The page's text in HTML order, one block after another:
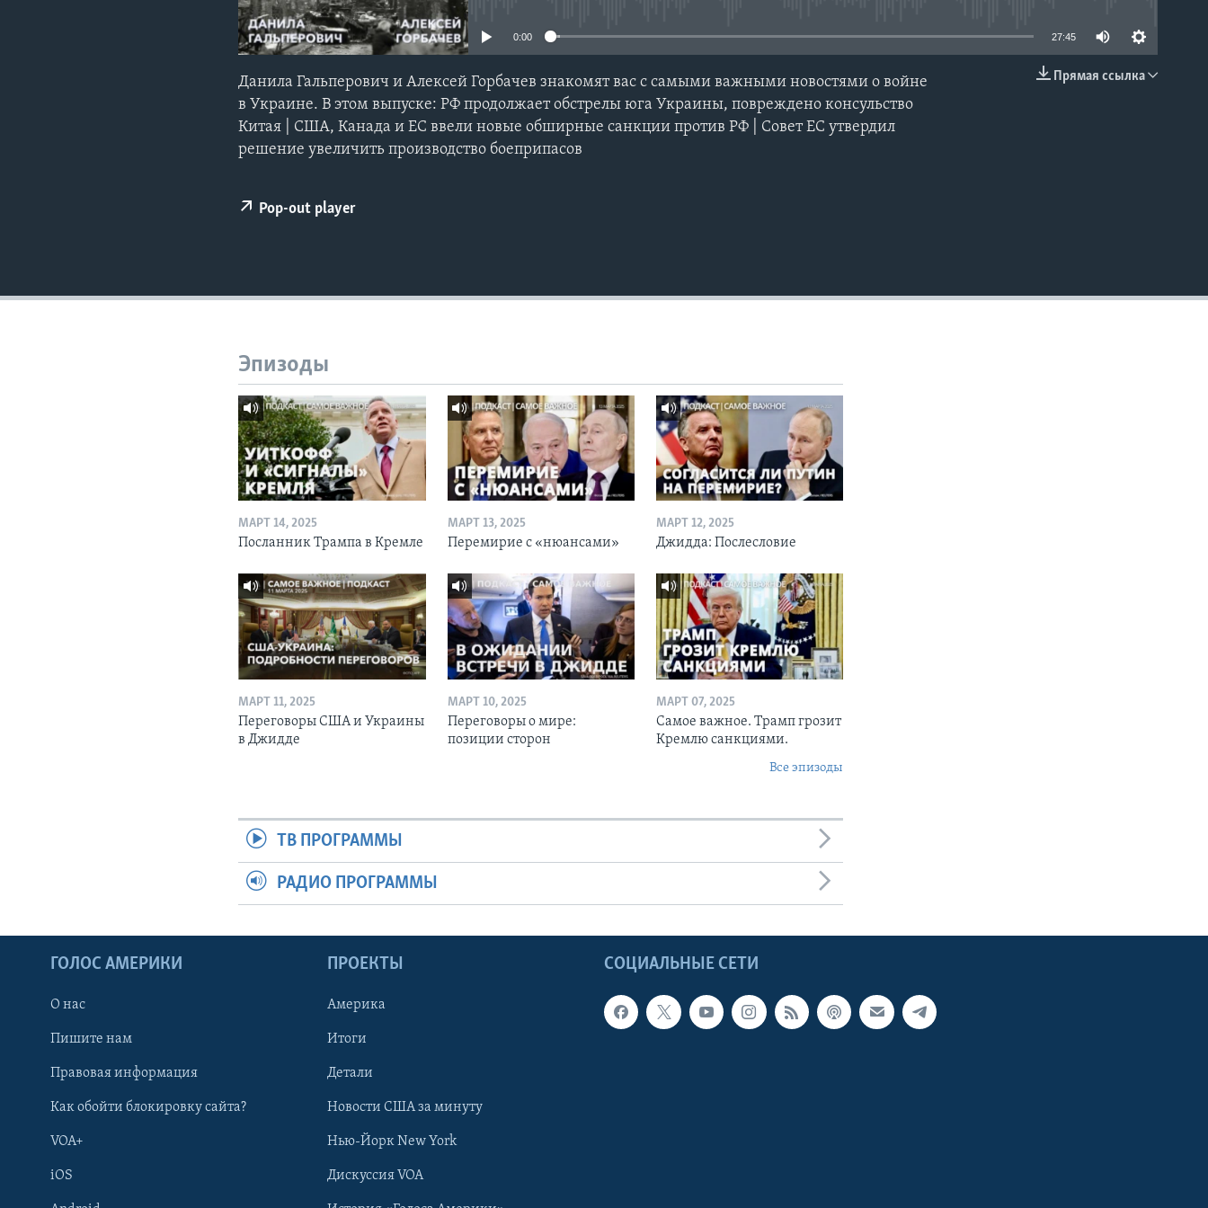
0:00 27:45
Прямая ссылка
Данила Гальперович и Алексей Горбачев знакомят вас с самыми важными новостями о войне
в Украине. В этом выпуске: РФ продолжает обстрелы юга Украины, повреждено консульство
Китая | США, Канада и ЕC ввели новые обширные санкции против РФ | Совет ЕС утвердил
решение увеличить производство боеприпасов
Pop-out player
Эпизоды
МАРТ 14, 2025
Посланник Трампа в Кремле
МАРТ 13, 2025
Перемирие с «нюансами»
МАРТ 12, 2025
Джидда: Послесловие
МАРТ 11, 2025
Переговоры США и Украины
в Джидде
МАРТ 10, 2025
Переговоры о мире:
позиции сторон
МАРТ 07, 2025
Самое важное. Трамп грозит
Кремлю санкциями.
Все эпизоды
ТВ ПРОГРАММЫ
РАДИО ПРОГРАММЫ
СОЦИАЛЬНЫЕ СЕТИ
ГОЛОС АМЕРИКИ
О нас
Пишите нам
Правовая информация
Как обойти блокировку сайта?
VOA+
iOS
ПРОЕКТЫ
Америка
Итоги
Детали
Новости США за минуту
Нью-Йорк New York
Дискуссия VOA